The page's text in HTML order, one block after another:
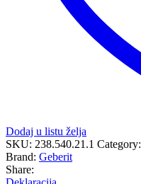
Dodaj u listu želja
SKU: 238.540.21.1 Category:
Brand: Geberit
Share: